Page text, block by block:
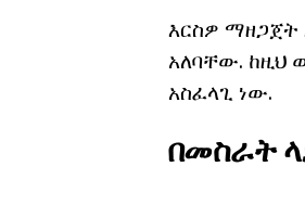
እርስዎ
አለባቸው.
አስፈላጊ ነው.
በመስራት